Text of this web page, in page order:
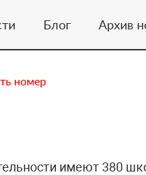
Блог Архив
номер
имеют 380